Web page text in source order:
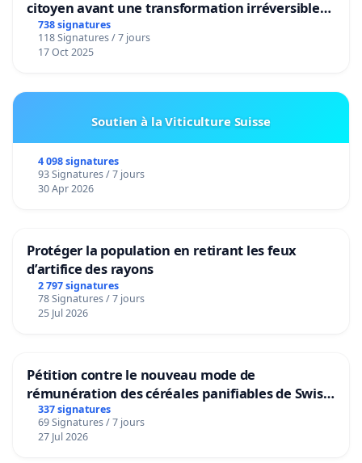
citoyen avant une transformation irréversible
de notre territoire »
738 signatures
118 Signatures / 7 jours
17 Oct 2025
Soutien à la Viticulture Suisse
4 098 signatures
93 Signatures / 7 jours
30 Apr 2026
Protéger la population en retirant les feux
d’artifice des rayons
2 797 signatures
78 Signatures / 7 jours
25 Jul 2026
Pétition contre le nouveau mode de
rémunération des céréales panifiables de Swiss
granum basé sur la teneur en protéines
337 signatures
69 Signatures / 7 jours
27 Jul 2026